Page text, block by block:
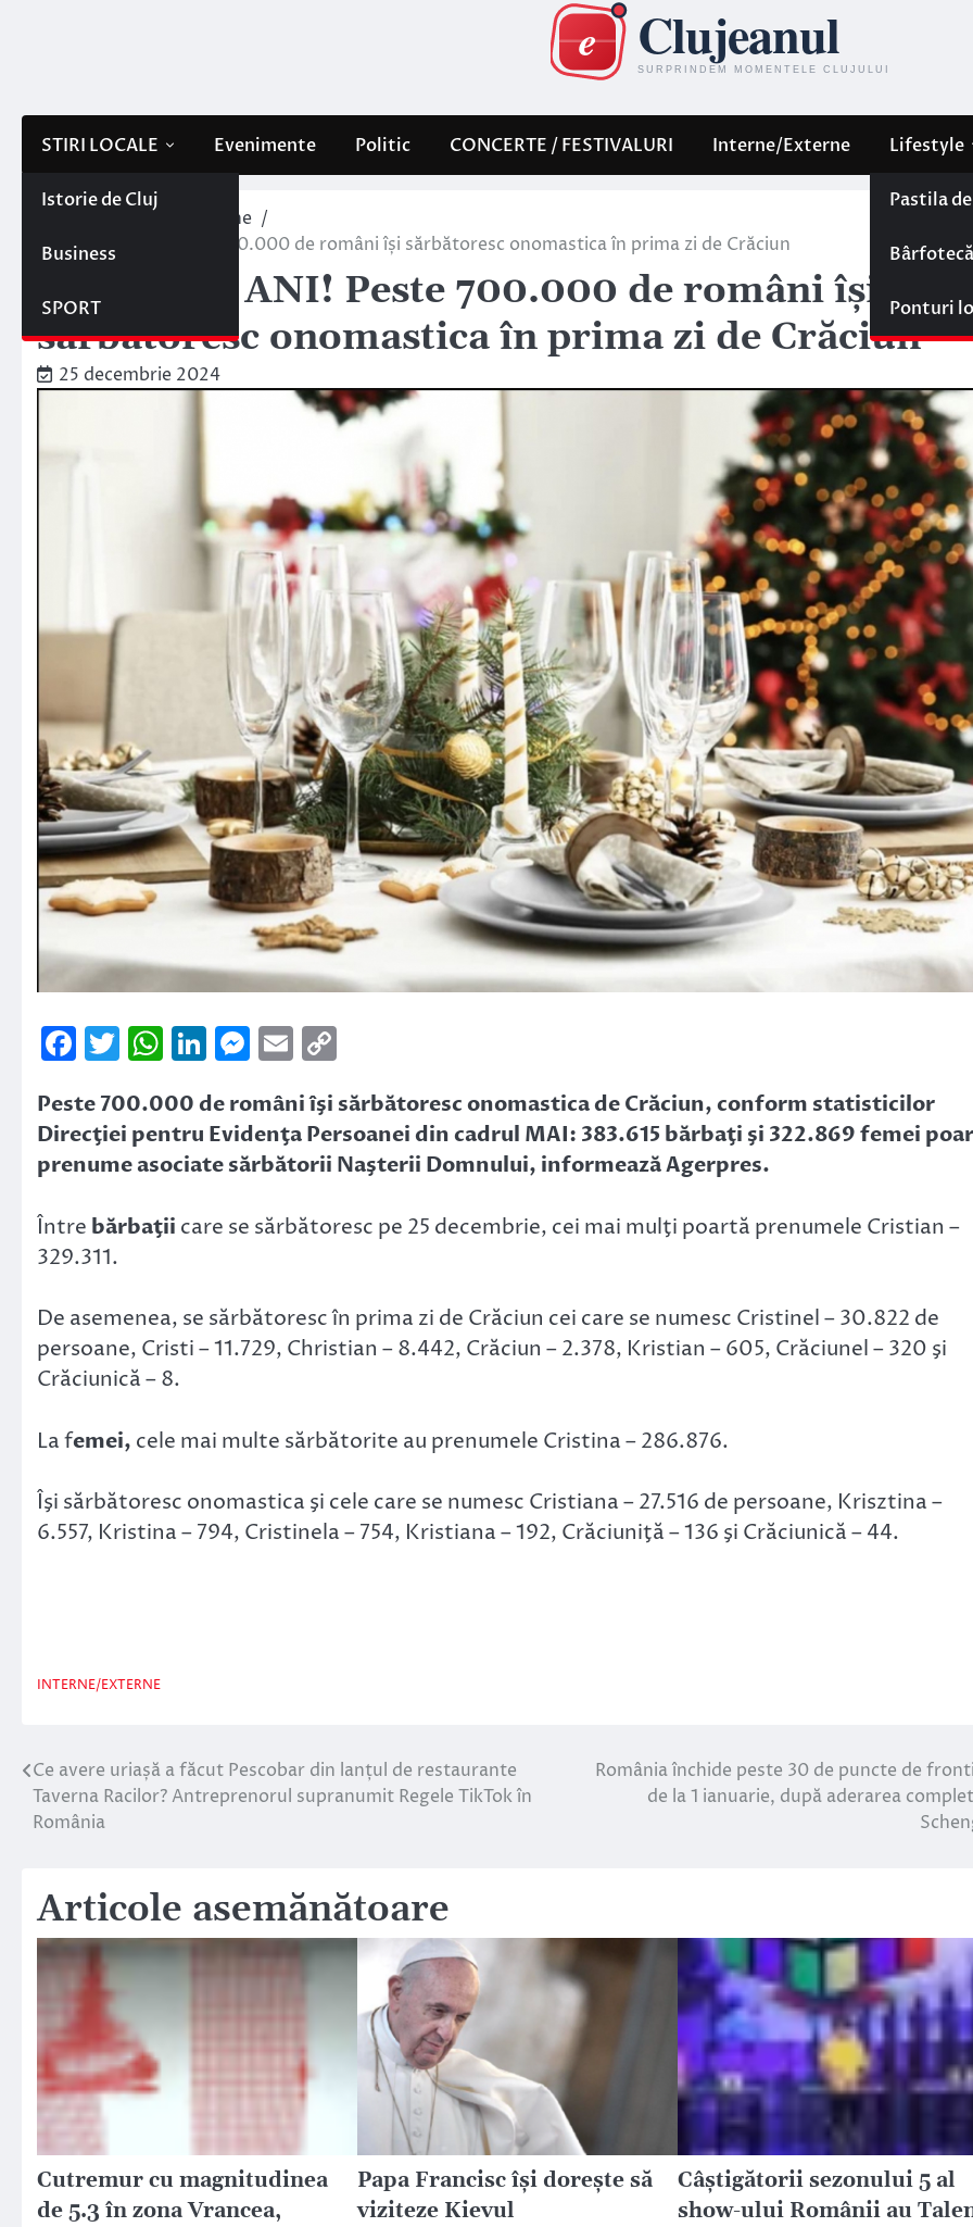
STIRI LOCALE
Istorie de Cluj
Business
SPORT
Evenimente Politic CONCERTE / FESTIVALURI Interne/Externe Lifestyle
Pastila
Bârfotecă
Ponturi
Interne/Externe
LA MULȚI ANI! Peste 700.000 de români își sărbătoresc onomastica în prima zi de Crăciun
LA MULȚI ANI! Peste 700.000 de români își
sărbătoresc onomastica în prima zi de Crăciun
25 decembrie 2024
Facebook
Twitter
WhatsApp
LinkedIn
Messenger
Email
Peste 700.000 de români îşi sărbătoresc onomastica de Crăciun, conform statisticilor
Direcţiei pentru Evidenţa Persoanei din cadrul MAI: 383.615 bărbaţi şi 322.869 femei
prenume asociate sărbătorii Naşterii Domnului, informează Agerpres.
Între bărbaţii care se sărbătoresc pe 25 decembrie, cei mai mulţi poartă prenumele Cristian –
329.311.
De asemenea, se sărbătoresc în prima zi de Crăciun cei care se numesc Cristinel – 30.822 de
persoane, Cristi – 11.729, Christian – 8.442, Crăciun – 2.378, Kristian – 605, Crăciunel – 320 şi
Crăciunică – 8.
La femei, cele mai multe sărbătorite au prenumele Cristina – 286.876.
Îşi sărbătoresc onomastica şi cele care se numesc Cristiana – 27.516 de persoane, Krisztina –
6.557, Kristina – 794, Cristinela – 754, Kristiana – 192, Crăciuniţă – 136 şi Crăciunică – 44.
INTERNE/EXTERNE
Navigare
în
Ce avere uriașă a făcut Pescobar din lanțul de restaurante
Taverna Racilor? Antreprenorul supranumit Regele TikTok în
România
România închide peste 30 de puncte de
de la 1 ianuarie, după aderarea
Articole asemănătoare
Cutremur cu magnitudinea
de 5.3 în zona Vrancea,
Papa Francisc îşi doreşte să
viziteze Kievul
Câștigătorii sezonului 5 al
show-ului Românii au